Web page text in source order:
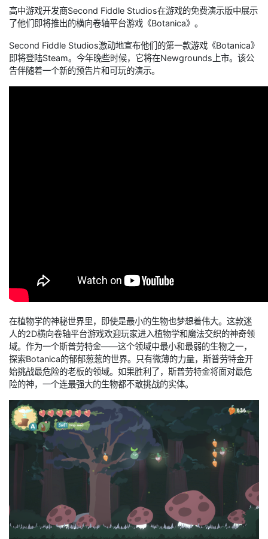
高中游戏开发商Second Fiddle Studios在游戏的免费演示版中展示
了他们即将推出的横向卷轴平台游戏《Botanica》。
Second Fiddle Studios激动地宣布他们的第一款游戏《Botanica》
即将登陆Steam。今年晚些时候，它将在Newgrounds上市。该公
告伴随着一个新的预告片和可玩的演示。
在植物学的神秘世界里，即使是最小的生物也梦想着伟大。这款迷
人的2D横向卷轴平台游戏欢迎玩家进入植物学和魔法交织的神奇领
域。作为一个斯普劳特金——这个领域中最小和最弱的生物之一，
探索Botanica的郁郁葱葱的世界。只有微薄的力量，斯普劳特金开
始挑战最危险的老板的领域。如果胜利了，斯普劳特金将面对最危
险的神，一个连最强大的生物都不敢挑战的实体。